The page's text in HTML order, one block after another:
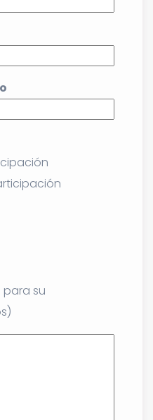
para su